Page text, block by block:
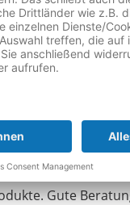
Ihre
Sie wohnen –
Portal über
nach, welche
werden:
natürlich noch
nur, sondern
Gute